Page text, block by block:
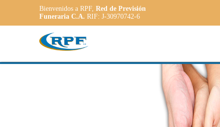
Bienvenidos a RPF, Red de Previsión
Funeraria C.A. RIF: J-30970742-6
Contamos con